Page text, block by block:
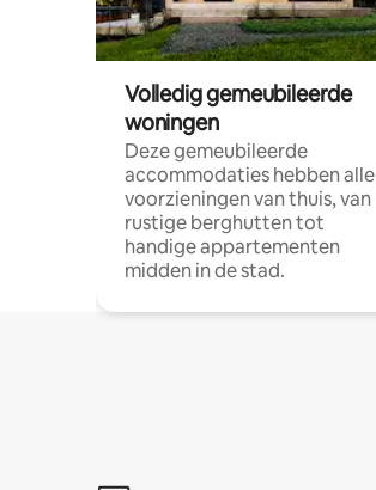
Volledig gemeubileerde
woningen
Deze gemeubileerde
accommodaties hebben alle
voorzieningen van thuis, van
rustige berghutten tot
handige appartementen
midden in de stad.